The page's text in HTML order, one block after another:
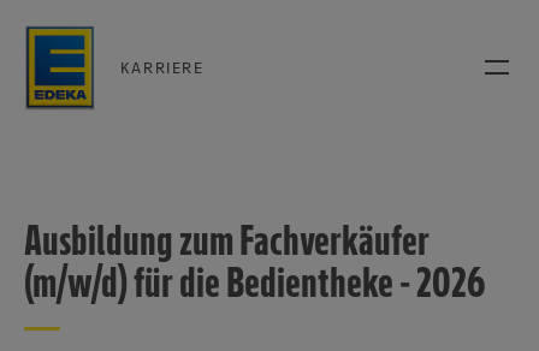
KARRIERE
Ausbildung zum Fachverkäufer
(m/w/d) für die Bedientheke - 2026